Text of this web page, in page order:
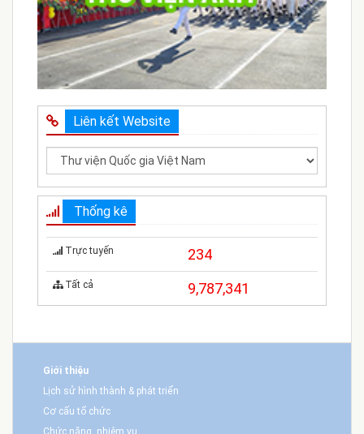
Liên kết Website
Thống kê
Trực tuyến 234
Tất cả 9,787,341
Giới thiệu
Lịch sử hình thành & phát triển
Cơ cấu tổ chức